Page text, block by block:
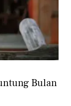
Bulan